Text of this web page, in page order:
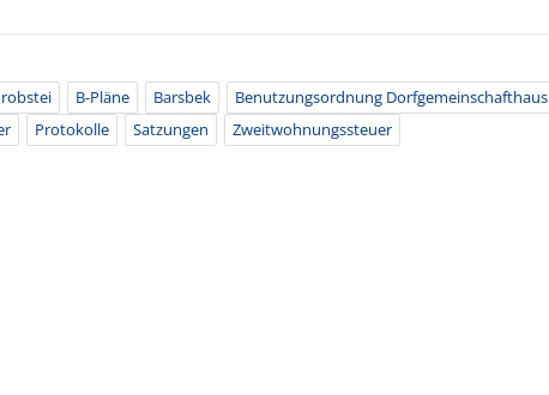
B-Pläne Barsbek
Benutzungsordnung Dorfgemeinschafthaus
Protokolle Satzungen Zweitwohnungssteuer